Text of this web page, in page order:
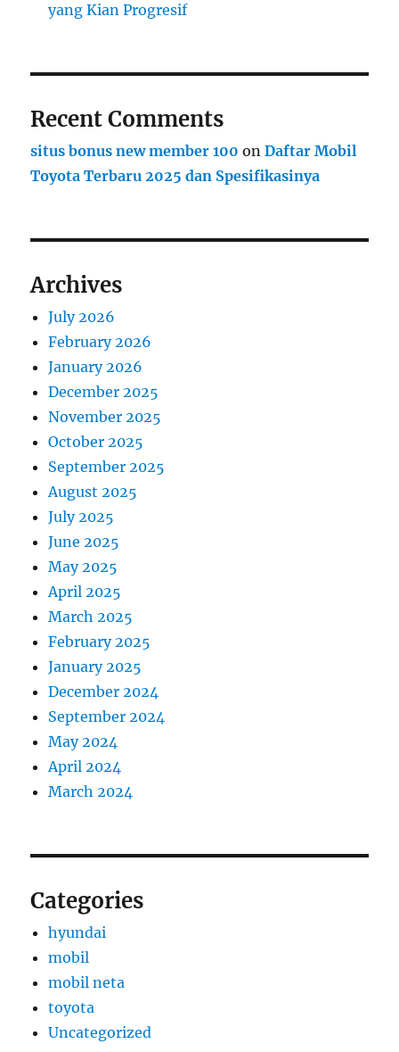
yang Kian Progresif
Recent Comments
situs bonus new member 100 onDaftar Mobil
Toyota Terbaru 2025 dan Spesifikasinya
Archives
July 2026
February 2026
January 2026
December 2025
November 2025
October 2025
September 2025
August 2025
July 2025
June 2025
May 2025
April 2025
March 2025
February 2025
January 2025
December 2024
September 2024
May 2024
April 2024
March 2024
Categories
hyundai
mobil
mobil neta
toyota
Uncategorized